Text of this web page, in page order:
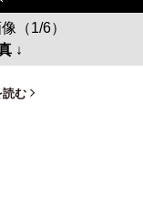
（1/6）
↓
読む